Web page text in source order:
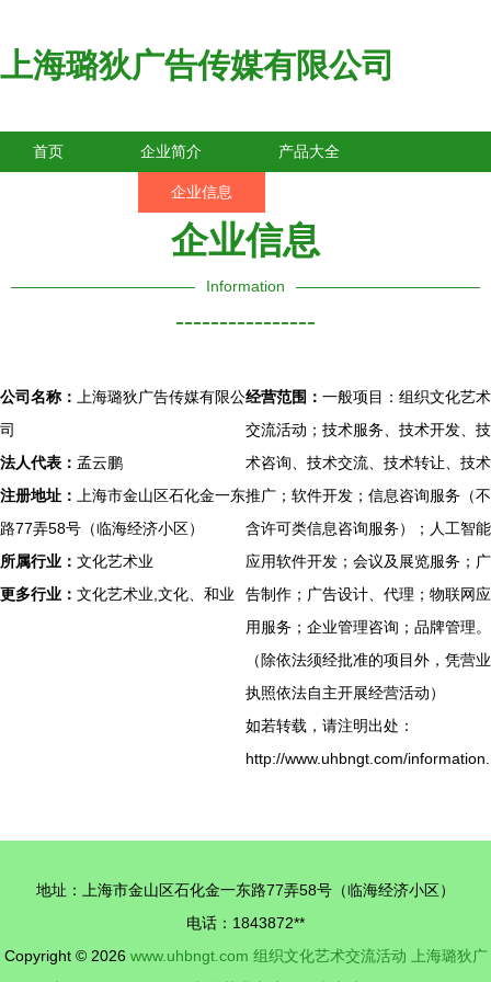
上海璐狄广告传媒有限公司
首页 企业简介 产品大全
企业信息
企业信息
Information
----------------
公司名称：
上海璐狄广告传媒有限公
司
法人代表： 孟云鹏
注册地址：
上海市金山区石化金一东
路77弄58号（临海经济小区）
所属行业： 文化艺术业
更多行业： 文化艺术业,文化、和业
经营范围： 一般项目：组织文化艺术
交流活动；技术服务、技术开发、技
术咨询、技术交流、技术转让、技术
推广；软件开发；信息咨询服务（不
含许可类信息咨询服务）；人工智能
应用软件开发；会议及展览服务；广
告制作；广告设计、代理；物联网应
用服务；企业管理咨询；品牌管理。
（除依法须经批准的项目外，凭营业
执照依法自主开展经营活动）
如若转载，请注明出处：
http://www.uhbngt.com/
地址：上海市金山区石化金一东路77弄58号（临海经济小区）
电话：1843872**
Copyright © 2026 www.uhbngt.com 组织文化艺术交流活动
上海璐狄广